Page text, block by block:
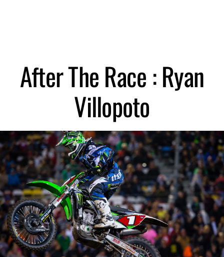
After The Race : Ryan
Villopoto